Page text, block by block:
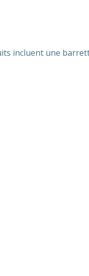
incluent une